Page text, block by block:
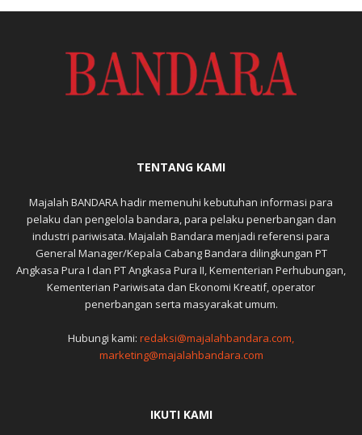
TENTANG KAMI
Majalah BANDARA hadir memenuhi kebutuhan informasi para
pelaku dan pengelola bandara, para pelaku penerbangan dan
industri pariwisata. Majalah Bandara menjadi referensi para
General Manager/Kepala Cabang Bandara dilingkungan PT
Angkasa Pura I dan PT Angkasa Pura II, Kementerian Perhubungan,
Kementerian Pariwisata dan Ekonomi Kreatif, operator
penerbangan serta masyarakat umum.
Hubungi kami: redaksi@majalahbandara.com,
marketing@majalahbandara.com
IKUTI KAMI